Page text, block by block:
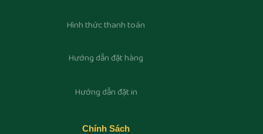
Hình thức thanh toán
Hướng dẫn đặt hàng
Hướng dẫn đặt in
Chính Sách